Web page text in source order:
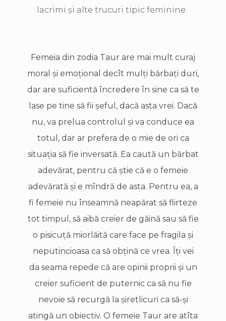
lacrimi şi alte trucuri tipic feminine.
Femeia din zodia Taur are mai mult curaj
moral şi emoţional decît mulţi bărbaţi duri,
dar are suficientă încredere în sine ca să te
lase pe tine să fii şeful, dacă asta vrei. Dacă
nu, va prelua controlul şi va conduce ea
totul, dar ar prefera de o mie de ori ca
situaţia să fie inversată. Ea caută un bărbat
adevărat, pentru că ştie că e o femeie
adevărată şi e mîndră de asta. Pentru ea, a
fi femeie nu înseamnă neapărat să flirteze
tot timpul, să aibă creier de găină sau să fie
o pisicuţă miorlăită care face pe fragila şi
neputincioasa ca să obţină ce vrea. Îţi vei
da seama repede că are opinii proprii şi un
creier suficient de puternic ca să nu fie
nevoie să recurgă la şiretlicuri ca să-și
atingă un obiectiv. O femeie Taur are atîta